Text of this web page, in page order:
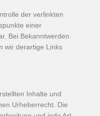
der verlinkten
einer
Bei Bekanntwerden
wir derartige Links
Inhalte und
Urheberrecht. Die